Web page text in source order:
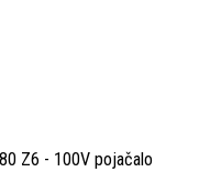
Z6 - 100V pojačalo